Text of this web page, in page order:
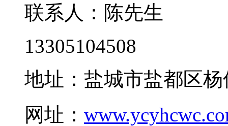
联系人：陈先生
13305104508
地址：盐城市盐都区
网址：